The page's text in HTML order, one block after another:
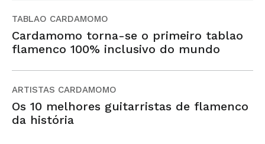
TABLAO CARDAMOMO
Cardamomo torna-se o primeiro tablao
flamenco 100% inclusivo do mundo
ARTISTAS CARDAMOMO
Os 10 melhores guitarristas de flamenco
da história